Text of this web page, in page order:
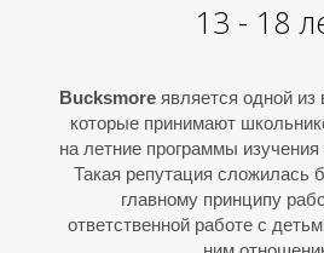
13 - 18
Bucksmore является одной
которые принимают
на летние программы изучения
Такая репутация сложилась
главному принципу
ответственной работе с